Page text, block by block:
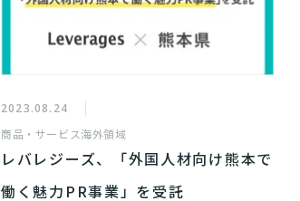
2023.08.24
商品・サービス海外領域
レバレジーズ、「外国人材向け熊本で
働く魅力PR事業」を受託